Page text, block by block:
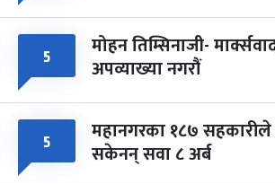
५ मोहन तिम्सिनाजी-
अपव्याख्या नगरौं
५ महानगरका १८७ सहकारीले
सकेनन् सवा ८ अर्ब